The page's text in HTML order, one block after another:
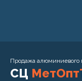
Продажа алюминиевого
СЦ